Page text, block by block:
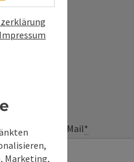
E-Mail*
Impressum
Marketing,